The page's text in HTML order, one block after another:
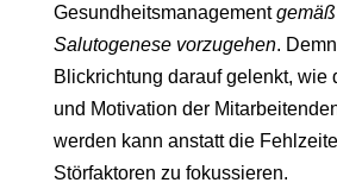
Gesundheitsmanagement
Salutogenese vorzugehen.
Blickrichtung darauf gelenkt, wie
und Motivation der
werden kann anstatt die
Störfaktoren zu fokussieren.